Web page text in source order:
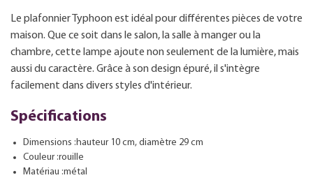
Le plafonnier Typhoon est idéal pour différentes pièces de votre
maison. Que ce soit dans le salon, la salle à manger ou la
chambre, cette lampe ajoute non seulement de la lumière, mais
aussi du caractère. Grâce à son design épuré, il s'intègre
facilement dans divers styles d'intérieur.
Spécifications
Dimensions :hauteur 10 cm, diamètre 29 cm
Couleur :rouille
Matériau :métal